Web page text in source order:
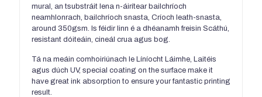
mural , an tsubstráit lena n-áirítear bailchríoch
neamhlonrach, bailchríoch snasta, Críoch leath-snasta,
around 350gsm . Is féidir linn é a dhéanamh freisin Scáthú,
resistant dóiteáin, cineál crua agus bog.
Tá na meáin comhoiriúnach le Líníocht Láimhe, Laitéis
agus dúch UV, special coating on the surface make it
have great ink absorption to ensure your fantastic printing
result